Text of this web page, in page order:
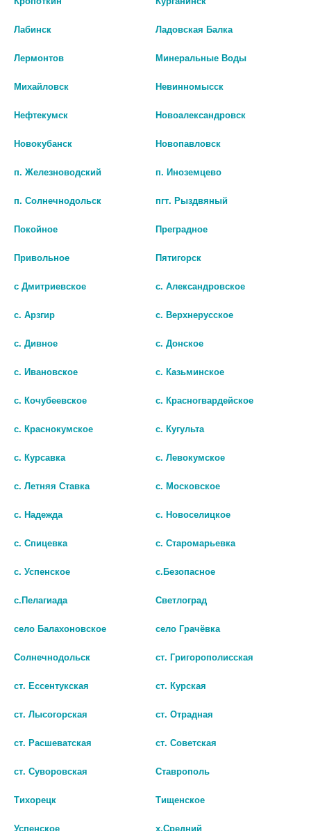
Описание
Наличие в аптеках
цена: 91 руб.
остаток:2
Показать все ...
Популярные в разделе
QVS КИСТЬ Д/МАКИЯЖА ВЕК
FARRES КИСТЬ ДЛЯ
MZ108
177
В КОРЗИНУ
Лабинск Ладовская Балка
Лермонтов Минеральные Воды
Михайловск Невинномысск
Нефтекумск Новоалександровск
Новокубанск Новопавловск
п. Железноводский п. Иноземцево
п. Солнечнодольск пгт. Рыздвяный
Покойное Преградное
Привольное Пятигорск
с Дмитриевское с. Александровское
с. Арзгир с. Верхнерусское
с. Дивное с. Донское
с. Ивановское с. Казьминское
с. Кочубеевское с. Красногвардейское
с. Краснокумское с. Кугульта
с. Курсавка с. Левокумское
с. Летняя Ставка с. Московское
с. Надежда с. Новоселицкое
с. Спицевка с. Старомарьевка
с. Успенское с.Безопасное
с.Пелагиада Светлоград
село Балахоновское село Грачёвка
Солнечнодольск ст. Григорополисская
ст. Ессентукская ст. Курская
ст. Лысогорская ст. Отрадная
ст. Расшеватская ст. Советская
ст. Суворовская Ставрополь
Тихорецк Тищенское
Успенское х.Средний